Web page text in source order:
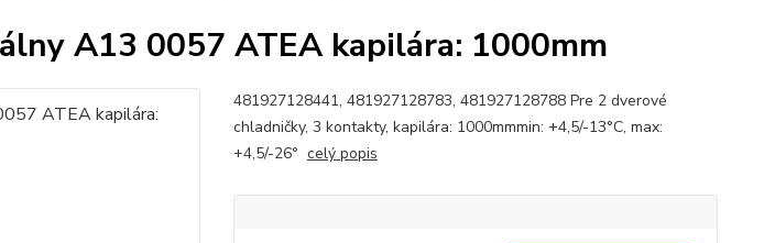
A13 0057 ATEA kapilára: 1000mm
481927128441, 481927128783, 481927128788 Pre 2 dverové
chladničky, 3 kontakty, kapilára: 1000mmmin: +4,5/-13°C, max:
+4,5/-26° celý popis